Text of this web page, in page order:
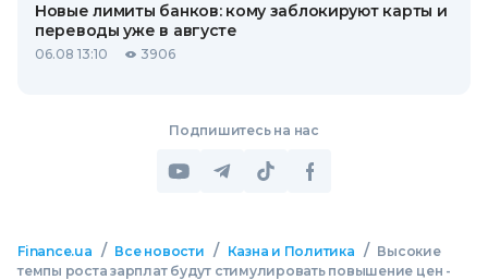
Новые лимиты банков: кому заблокируют карты и
переводы уже в августе
06.08 13:10 3906
Подпишитесь на нас
Finance.ua / Все новости / Казна и Политика / Высокие
темпы роста зарплат будут стимулировать повышение цен -